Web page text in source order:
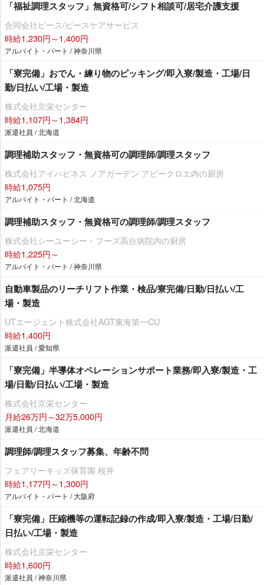
「福祉調理スタッフ」無資格可/シフト相談可/居宅介護支援
合同会社ピース/ピースケアサービス
時給1,230円～1,400円
アルバイト・パート / 神奈川県
「寮完備」おでん・練り物のピッキング/即入寮/製造・工場/日
勤/日払い/工場・製造
株式会社京栄センター
時給1,107円～1,384円
派遣社員 / 北海道
調理補助スタッフ・無資格可の調理師/調理スタッフ
株式会社アイハピネス ノアガーデン アビークロエ内の厨房
時給1,075円
アルバイト・パート / 北海道
調理補助スタッフ・無資格可の調理師/調理スタッフ
株式会社シーユーシー・フーズ高台病院内の厨房
時給1,225円～
アルバイト・パート / 神奈川県
自動車製品のリーチリフト作業・検品/寮完備/日勤/日払い/工
場・製造
UTエージェント株式会社AGT東海第一CU
時給1,400円
派遣社員 / 愛知県
「寮完備」半導体オペレーションサポート業務/即入寮/製造・工
場/日勤/日払い/工場・製造
株式会社京栄センター
月給26万円～32万5,000円
派遣社員 / 北海道
調理師/調理スタッフ募集、年齢不問
フェアリーキッズ保育園 桜井
時給1,177円～1,300円
アルバイト・パート / 大阪府
「寮完備」圧縮機等の運転記録の作成/即入寮/製造・工場/日勤/
日払い/工場・製造
株式会社京栄センター
時給1,600円
派遣社員 / 神奈川県